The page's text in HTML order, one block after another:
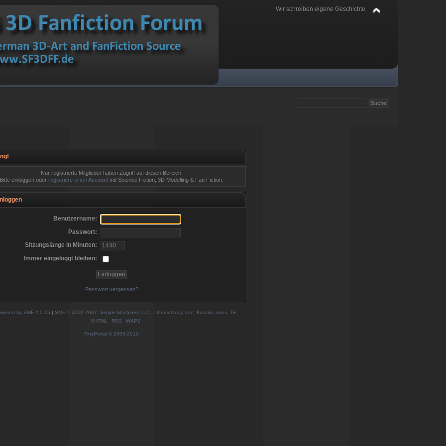
Wir schreiben eigene Geschichte
Nur registrierte Mitglieder haben Zugriff auf diesen Bereich.
Bitte einloggen oder registriere einen Account mit Science Fiction, 3D Modelling & Fan Fiction.
Benutzername:
Passwort:
Sitzungslänge in Minuten:
Immer eingeloggt bleiben:
Passwort vergessen?
by SMF 2.0.15 | SMF © 2006-2007, Simple Machines LLC | Übersetzung von: Kissaki, noex, TE
XHTML
RSS WAP2
TinyPortal © 2005-2019